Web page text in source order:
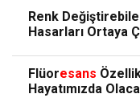
Renk
Hasarları Ortaya
Flüoresans
Hayatımızda